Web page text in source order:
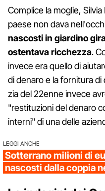
Complice la moglie,
paese non dava
nascosti in giardino
ostentava ricchezza.
invece era quello di
di denaro e la fornitura
zia del 22enne invece
"restituzioni del denaro
interni" di una delle
LEGGI ANCHE
Sotterrano milioni di
nascosti dalla coppia